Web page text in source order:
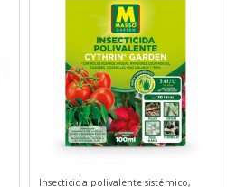
Insecticida polivalente sistémico,